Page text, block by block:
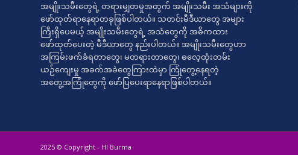
အမျိုးသမီးတွေရဲ့ တရားမျှတမှုအတွက် အမျိုးသမီး အသံများကို
ဖော်ထုတ်ရာနေရာတခုဖြစ်ပါတယ်။ သတင်းမီဒီယာတွေ အများ
ကြီးရှိပေမယ့် အမျိုးသမီးတွေရဲ့ အသံတွေကို အဓိကထား
ဖော်ထုတ်ပေးတဲ့ မီဒီယာတွေ နည်းပါတယ်။ အမျိုးသမီးတွေဟာ
အကြမ်းဖက်ခံရတာတွေ၊ မတရားတာတွေ၊ ဓလေ့ထုံးတမ်း
ယဉ်ကျေးမှု အခက်အခဲတွေကြားထဲမှာ ကြုံတွေ့နေရတဲ့
အတွေ့အကြုံတွေကို ဖော်ပြပေးရာနေရာဖြစ်ပါတယ်။
2025 © Copyright - HI Burma